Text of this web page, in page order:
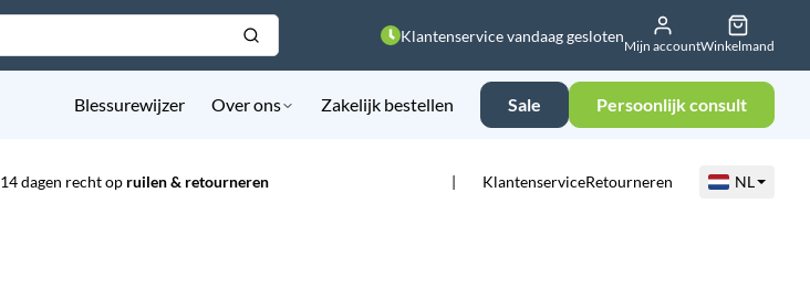
Klantenservice vandaag gesloten
Mijn accountWinkelmand
Blessurewijzer Over ons Zakelijk bestellen Sale Persoonlijk consult
14 dagen recht op ruilen & retourneren KlantenserviceRetourneren NL